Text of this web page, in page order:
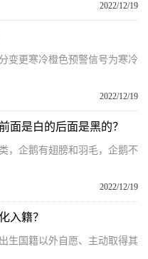
2022/12/19
变更寒冷橙色预警信号为寒冷
2022/12/19
面是白的后面是黑的？
，企鹅有翅膀和羽毛，企鹅不
2022/12/19
入籍？
生国籍以外自愿、主动取得其